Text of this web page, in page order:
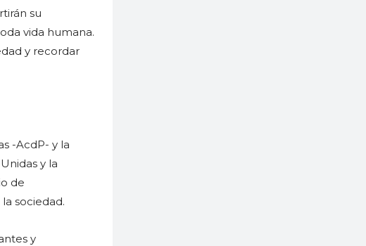
su
vida humana.
y recordar
-AcdP- y la
y la
de
sociedad.
y